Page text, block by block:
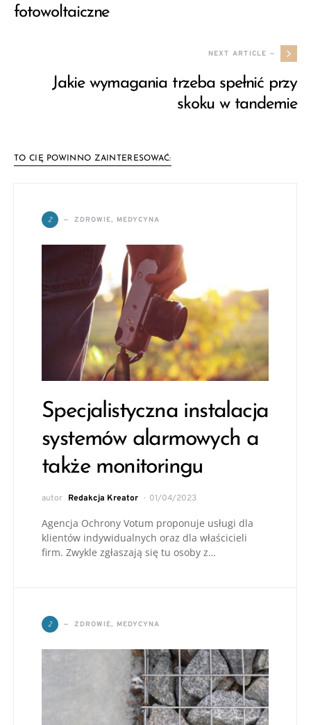
fotowoltaiczne
NEXT ARTICLE —
Jakie wymagania trzeba spełnić przy
skoku w tandemie
TO CIĘ POWINNO ZAINTERESOWAĆ:
Z ZDROWIE, MEDYCYNA
Specjalistyczna instalacja
systemów alarmowych a
także monitoringu
autor Redakcja Kreator 01/04/2023
Agencja Ochrony Votum proponuje usługi dla
klientów indywidualnych oraz dla właścicieli
firm. Zwykle zgłaszają się tu osoby z…
Z ZDROWIE, MEDYCYNA